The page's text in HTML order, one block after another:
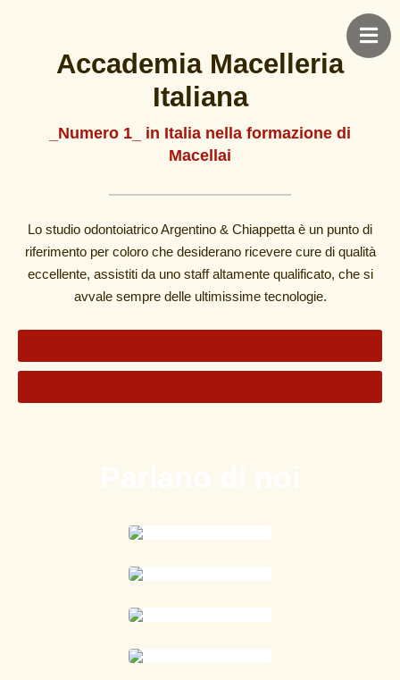
Accademia Macelleria
Italiana
_Numero 1_ in Italia nella formazione di
Macellai
Lo studio odontoiatrico Argentino & Chiappetta è un punto di
riferimento per coloro che desiderano ricevere cure di qualità
eccellente, assistiti da uno staff altamente qualificato, che si
avvale sempre delle ultimissime tecnologie.